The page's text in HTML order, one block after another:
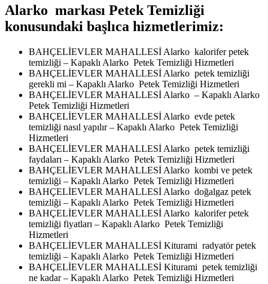
Alarko markası Petek Temizliği
konusundaki başlıca hizmetlerimiz:
BAHÇELİEVLER MAHALLESİ Alarko kalorifer petek
temizliği – Kapaklı Alarko Petek Temizliği Hizmetleri
BAHÇELİEVLER MAHALLESİ Alarko petek temizliği
gerekli mi – Kapaklı Alarko Petek Temizliği Hizmetleri
BAHÇELİEVLER MAHALLESİ Alarko – Kapaklı Alarko
Petek Temizliği Hizmetleri
BAHÇELİEVLER MAHALLESİ Alarko evde petek
temizliği nasıl yapılır – Kapaklı Alarko Petek Temizliği
Hizmetleri
BAHÇELİEVLER MAHALLESİ Alarko petek temizliği
faydaları – Kapaklı Alarko Petek Temizliği Hizmetleri
BAHÇELİEVLER MAHALLESİ Alarko kombi ve petek
temizliği – Kapaklı Alarko Petek Temizliği Hizmetleri
BAHÇELİEVLER MAHALLESİ Alarko doğalgaz petek
temizliği – Kapaklı Alarko Petek Temizliği Hizmetleri
BAHÇELİEVLER MAHALLESİ Alarko kalorifer petek
temizliği fiyatları – Kapaklı Alarko Petek Temizliği
Hizmetleri
BAHÇELİEVLER MAHALLESİ Kiturami radyatör petek
temizliği – Kapaklı Alarko Petek Temizliği Hizmetleri
BAHÇELİEVLER MAHALLESİ Kiturami petek temizliği
ne kadar – Kapaklı Alarko Petek Temizliği Hizmetleri